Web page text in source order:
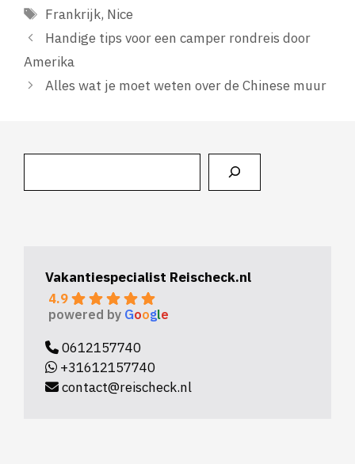
Tags
Frankrijk, Nice
Handige tips voor een camper rondreis door
Amerika
Alles wat je moet weten over de Chinese muur
Vakantiespecialist Reischeck.nl
4.9
powered by Google
0612157740
+31612157740
contact@reischeck.nl